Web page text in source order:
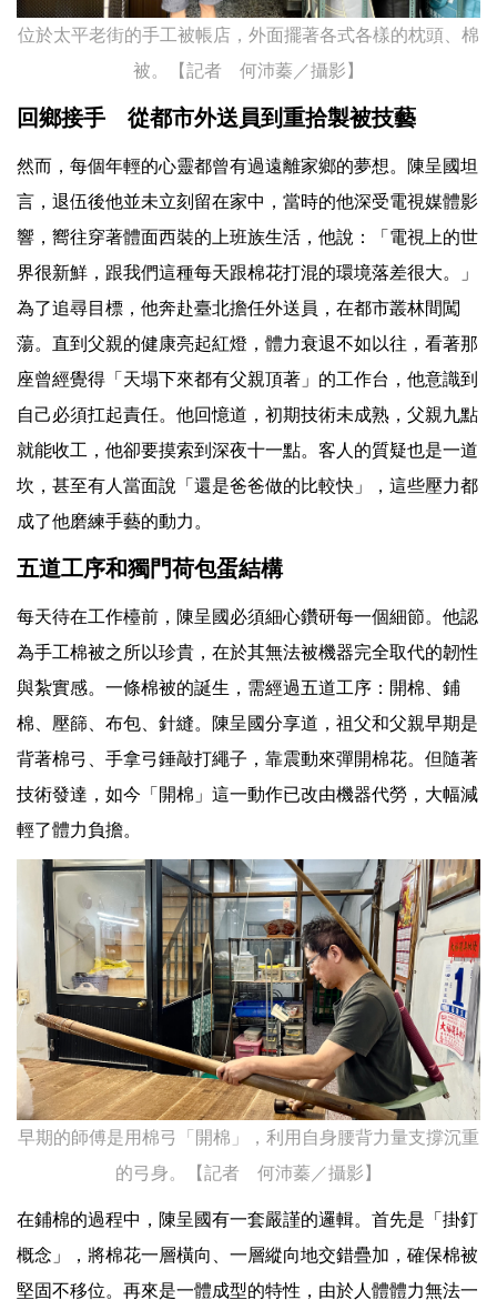
位於太平老街的手工被帳店，外面擺著各式各樣的枕頭、棉
被。【記者 何沛蓁／攝影】
回鄉接手 從都市外送員到重拾製被技藝
然而，每個年輕的心靈都曾有過遠離家鄉的夢想。陳呈國坦
言，退伍後他並未立刻留在家中，當時的他深受電視媒體影
響，嚮往穿著體面西裝的上班族生活，他說：「電視上的世
界很新鮮，跟我們這種每天跟棉花打混的環境落差很大。」
為了追尋目標，他奔赴臺北擔任外送員，在都市叢林間闖
蕩。直到父親的健康亮起紅燈，體力衰退不如以往，看著那
座曾經覺得「天塌下來都有父親頂著」的工作台，他意識到
自己必須扛起責任。他回憶道，初期技術未成熟，父親九點
就能收工，他卻要摸索到深夜十一點。客人的質疑也是一道
坎，甚至有人當面說「還是爸爸做的比較快」，這些壓力都
成了他磨練手藝的動力。
五道工序和獨門荷包蛋結構
每天待在工作檯前，陳呈國必須細心鑽研每一個細節。他認
為手工棉被之所以珍貴，在於其無法被機器完全取代的韌性
與紮實感。一條棉被的誕生，需經過五道工序：開棉、鋪
棉、壓篩、布包、針縫。陳呈國分享道，祖父和父親早期是
背著棉弓、手拿弓錘敲打繩子，靠震動來彈開棉花。但隨著
技術發達，如今「開棉」這一動作已改由機器代勞，大幅減
輕了體力負擔。
早期的師傅是用棉弓「開棉」，利用自身腰背力量支撐沉重
的弓身。【記者 何沛蓁／攝影】
在鋪棉的過程中，陳呈國有一套嚴謹的邏輯。首先是「掛釘
概念」，將棉花一層橫向、一層縱向地交錯疊加，確保棉被
堅固不移位。再來是一體成型的特性，由於人體體力無法一